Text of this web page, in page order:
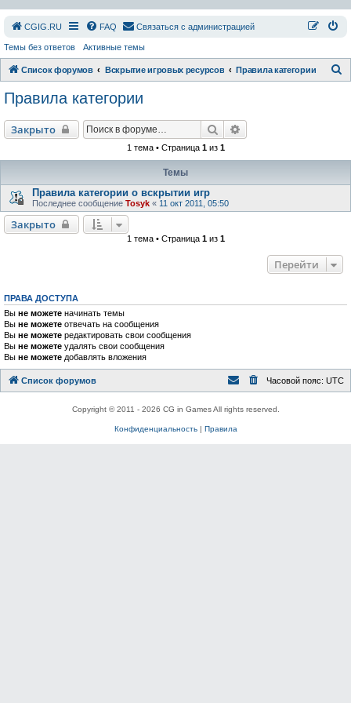
СGIG.RU FAQ Связаться с администрацией
Темы без ответов Активные темы
Список форумов Вскрытие игровых ресурсов Правила категории
Правила категории
Закрыто Поиск
1 тема • Страница 1из 1
Темы
Правила категории о вскрытии игр
Последнее сообщение Tosyk « 11 окт 2011, 05:50
Закрыто
1 тема • Страница 1из 1
Перейти
ПРАВА ДОСТУПА
Вы не можете начинать темы
Вы не можете отвечать на сообщения
Вы не можете редактировать свои сообщения
Вы не можете удалять свои сообщения
Вы не можете добавлять вложения
Список форумов Часовой пояс: UTC
Copyright © 2011 - 2026 CG in Games All rights reserved.
Конфиденциальность| Правила